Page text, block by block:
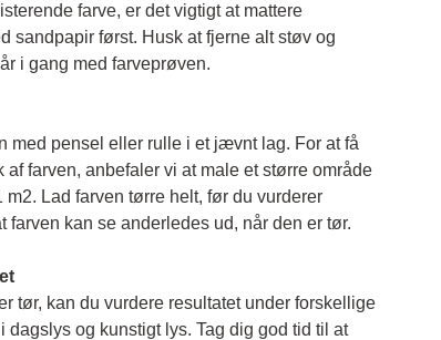
farve, er det vigtigt at mattere
sandpapir først. Husk at fjerne alt støv og
i gang med farveprøven.
med pensel eller rulle i et jævnt lag. For at få
af farven, anbefaler vi at male et større område
m2. Lad farven tørre helt, før du vurderer
farven kan se anderledes ud, når den er tør.
tør, kan du vurdere resultatet under forskellige
dagslys og kunstigt lys. Tag dig god tid til at